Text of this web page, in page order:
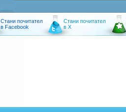
Стани почитател
в Facebook
Стани почитател
в X